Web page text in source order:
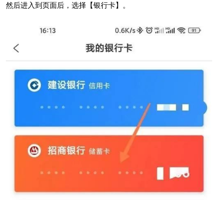
然后进入到页面后，选择【银行卡】。